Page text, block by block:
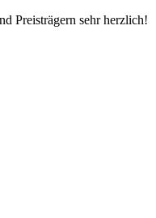
Preisträgern sehr herzlich!